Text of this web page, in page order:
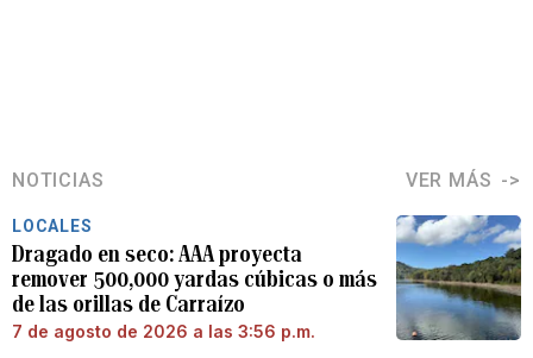
NOTICIAS VER MÁS
LOCALES
Dragado en seco: AAA proyecta
remover 500,000 yardas cúbicas o más
de las orillas de Carraízo
7 de agosto de 2026 a las 3:56 p.m.